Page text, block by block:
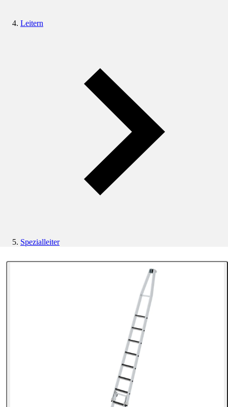
Leitern
Spezialleiter